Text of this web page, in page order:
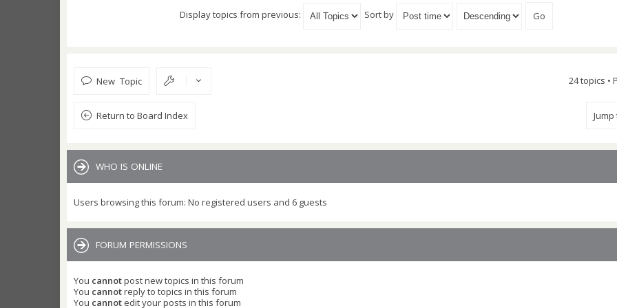
Display topics from previous: Sort by
New Topic 24 topics •
Return to Board Index Jump
WHO IS ONLINE
Users browsing this forum: No registered users and 6 guests
FORUM PERMISSIONS
You cannotpost new topics in this forum
You cannotreply to topics in this forum
You cannot edit your posts in this forum